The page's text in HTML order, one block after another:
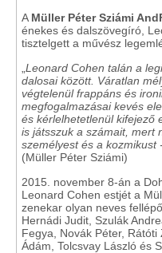
A Müller Péter Sziámi
énekes és dalszövegíró,
tisztelgett a művész
Leonard Cohen talán a
dalosai között. Váratlan
végtelenül frappáns és
megfogalmazásai kevés
és kérlelhetetlenül kifejező
is játsszuk a számait, mert
személyest és a kozmikust
(Müller Péter Sziámi)
2015. november 8-án a
Leonard Cohen estjét a
zenekar olyan neves
Hernádi Judit, Szulák
Fegya, Novák Péter,
Ádám, Tolcsvay László és